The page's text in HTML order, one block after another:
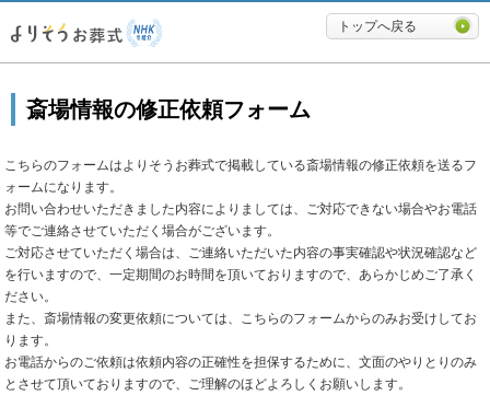
必要最低限に絞ったよりそうお
トップへ戻る
斎場情報の修正依頼フォーム
こちらのフォームはよりそうお葬式で掲載している斎場情報の修正依頼を送るフ
ォームになります。
お問い合わせいただきました内容によりましては、ご対応できない場合やお電話
等でご連絡させていただく場合がございます。
ご対応させていただく場合は、ご連絡いただいた内容の事実確認や状況確認など
を行いますので、一定期間のお時間を頂いておりますので、あらかじめご了承く
ださい。
また、斎場情報の変更依頼については、こちらのフォームからのみお受けしてお
ります。
お電話からのご依頼は依頼内容の正確性を担保するために、文面のやりとりのみ
とさせて頂いておりますので、ご理解のほどよろしくお願いします。